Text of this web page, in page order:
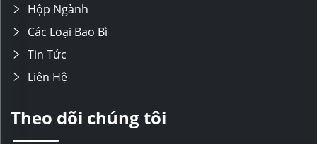
Hộp Ngành
Các Loại Bao Bì
Tin Tức
Liên Hệ
Theo dõi chúng tôi